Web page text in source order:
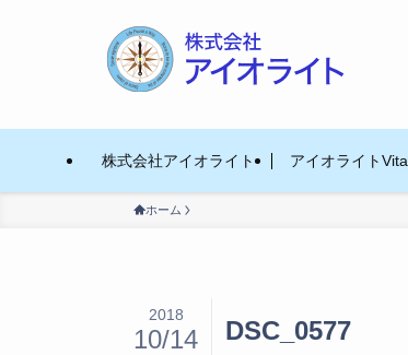
株式会社アイオライト アイオライトVita
ホーム
DSC_0577
2018
10/14